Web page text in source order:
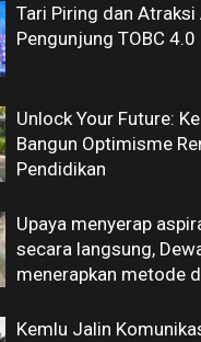
Tari Piring dan Atraksi
Pengunjung TOBC
Unlock Your Future:
Bangun Optimisme
Pendidikan
Upaya menyerap
secara langsung,
menerapkan metode
Kemlu Jalin